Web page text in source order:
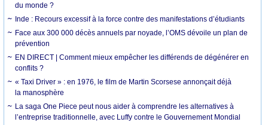
du monde ?
Inde : Recours excessif à la force contre des manifestations d’étudiants
Face aux 300 000 décès annuels par noyade, l’OMS dévoile un plan de
prévention
EN DIRECT | Comment mieux empêcher les différends de dégénérer en
conflits ?
« Taxi Driver » : en 1976, le film de Martin Scorsese annonçait déjà
la manosphère
La saga One Piece peut nous aider à comprendre les alternatives à
l’entreprise traditionnelle, avec Luffy contre le Gouvernement Mondial